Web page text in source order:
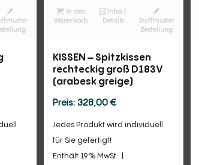
In den
Warenkorb
Infos /
Details
Stoffmuster
Bestellung
KISSEN – Spitzkissen
rechteckig groß D183V
(arabesk greige)
328,00€
Jedes Produkt wird individuell
für Sie gefertigt!
Enthält 19% MwSt.